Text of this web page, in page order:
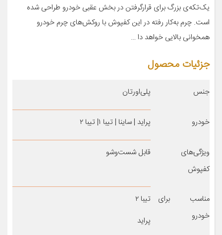
یک‌تکه‌ی بزرگ برای قرارگرفتن در بخش عقبی خودرو طراحی شده
است. چرم به‌کار رفته در این کفپوش با روکش‌های چرم خودرو
همخوانی بالایی خواهد دا …
جزئیات محصول
جنس پلی‌اورتان
خودرو پراید | ساینا | تیبا ۱| تیبا ۲
ویژگی‌های
کفپوش
قابل شست‌وشو
مناسب برای
خودرو
تیبا ۲
پراید